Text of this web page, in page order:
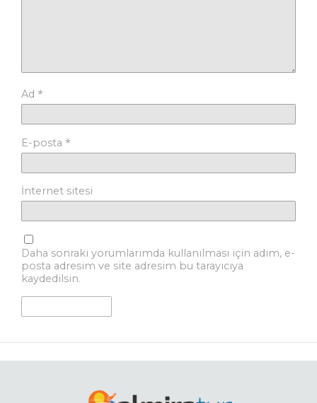
Ad *
E-posta *
İnternet sitesi
Daha sonraki yorumlarımda kullanılması için adım, e-
posta adresim ve site adresim bu tarayıcıya
kaydedilsin.